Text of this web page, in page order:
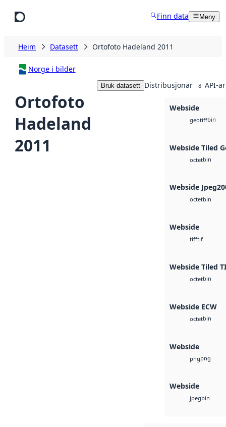
Finn data Meny
Heim Datasett Ortofoto Hadeland 2011
Norge i bilder
Ortofoto
Hadeland
2011
Bruk datasett Distribusjonar 8 API-ar
Webside
geotiffbin
Webside Tiled
octetbin
Webside
octetbin
Webside
tifftif
Webside Tiled
octetbin
Webside ECW
octetbin
Webside
pngpng
Webside
jpegbin